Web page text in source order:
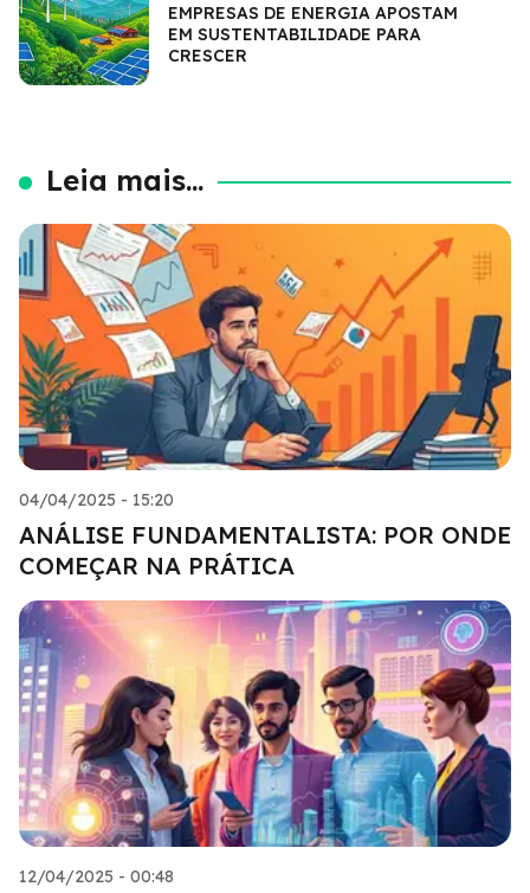
EMPRESAS DE ENERGIA APOSTAM
EM SUSTENTABILIDADE PARA
CRESCER
Leia mais...
04/04/2025 - 15:20
ANÁLISE FUNDAMENTALISTA: POR ONDE
COMEÇAR NA PRÁTICA
12/04/2025 - 00:48